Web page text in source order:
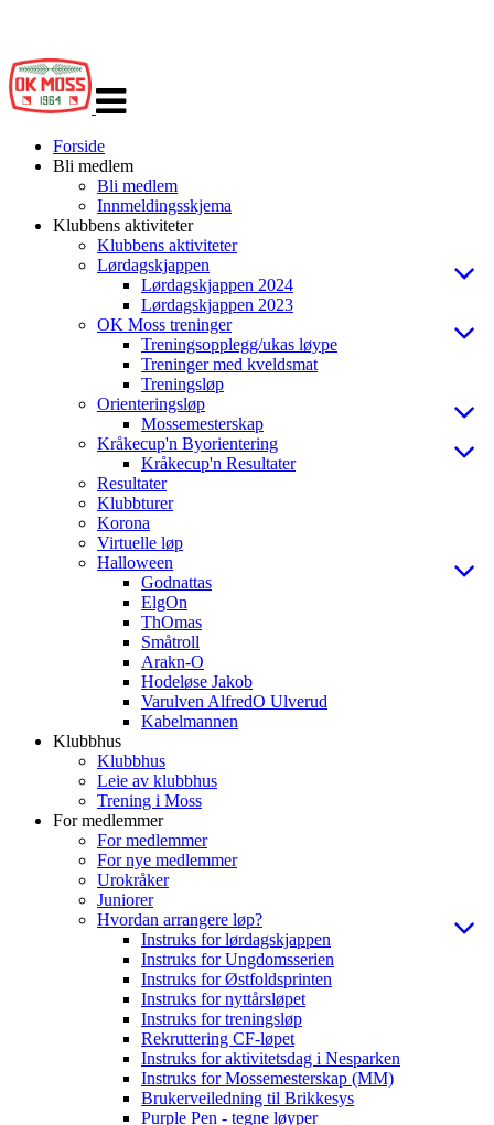
navigasjon
Forside
Bli medlem
Bli medlem
Innmeldingsskjema
Klubbens aktiviteter
Klubbens aktiviteter
Lørdagskjappen
Lørdagskjappen 2024
Lørdagskjappen 2023
OK Moss treninger
Treningsopplegg/ukas løype
Treninger med kveldsmat
Treningsløp
Orienteringsløp
Mossemesterskap
Kråkecup'n Byorientering
Kråkecup'n Resultater
Resultater
Klubbturer
Korona
Virtuelle løp
Halloween
Godnattas
ElgOn
ThOmas
Småtroll
Arakn-O
Hodeløse Jakob
Varulven AlfredO Ulverud
Kabelmannen
Klubbhus
Klubbhus
Leie av klubbhus
Trening i Moss
For medlemmer
For medlemmer
For nye medlemmer
Urokråker
Juniorer
Hvordan arrangere løp?
Instruks for lørdagskjappen
Instruks for Ungdomsserien
Instruks for Østfoldsprinten
Instruks for nyttårsløpet
Instruks for treningsløp
Rekruttering CF-løpet
Instruks for aktivitetsdag i Nesparken
Instruks for Mossemesterskap (MM)
Brukerveiledning til Brikkesys
Purple Pen - tegne løyper